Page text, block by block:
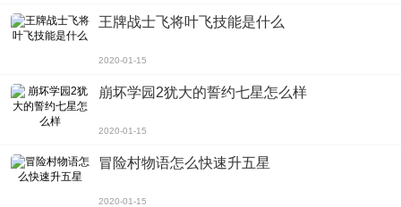
王牌战士飞将叶飞技能是什么
2020-01-15
崩坏学园2犹大的誓约七星怎么样
2020-01-15
冒险村物语怎么快速升五星
2020-01-15